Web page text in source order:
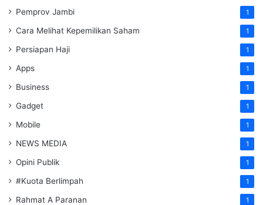
Pemprov Jambi 1
Cara Melihat Kepemilikan Saham 1
Persiapan Haji 1
Apps 1
Business 1
Gadget 1
Mobile 1
NEWS MEDIA 1
Opini Publik 1
#Kuota Berlimpah 1
Rahmat A Paranan 1